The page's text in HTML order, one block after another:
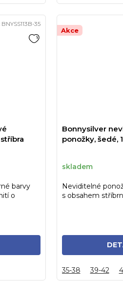
barvy
o
BNYSS113B-35
Akce
Bonnysilver
ponožky, šedé,
skladem
Neviditelné
s obsahem
35-38 39-42